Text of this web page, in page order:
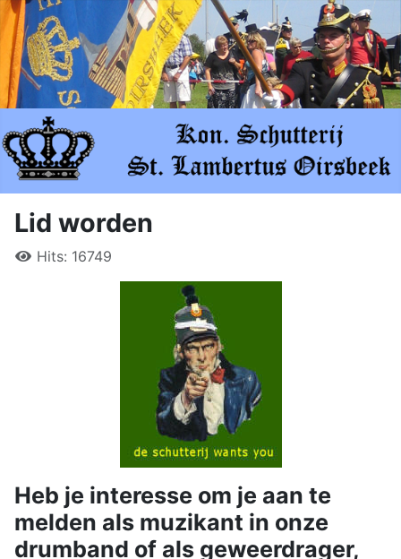
Lid worden
Hits: 16749
Heb je interesse om je aan te
melden als muzikant in onze
drumband of als geweerdrager,